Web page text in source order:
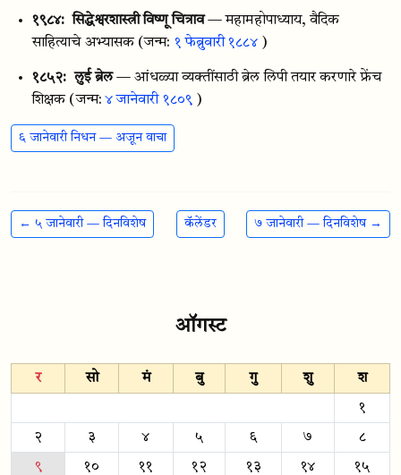
१९८४: सिद्धेश्वरशास्त्री विष्णू चित्राव — महामहोपाध्याय, वैदिक
साहित्याचे अभ्यासक (जन्म: १ फेब्रुवारी १८८४)
१८५२: लुई ब्रेल — आंधळ्या व्यक्तींसाठी ब्रेल लिपी तयार करणारे फ्रेंच
शिक्षक (जन्म:४ जानेवारी १८०९ )
६ जानेवारी निधन — अजून वाचा
← ५ जानेवारी — दिनविशेष कॅलेंडर ७ जानेवारी — दिनविशेष →
ऑगस्ट
र सो मं बु गु शु श
१
२ ३ ४ ५ ६ ७ ८
९ १० ११ १२ १३ १४ १५